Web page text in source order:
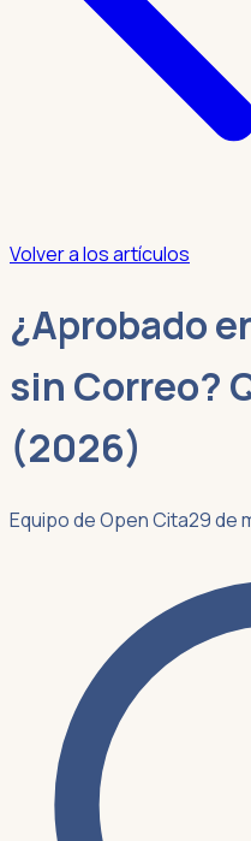
Volver a los artículos
¿Aprobado
sin Correo?
(2026)
Equipo de Open Cita29 de